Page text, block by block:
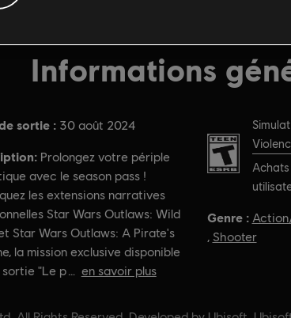
Informations
sortie : 30 août 2024
Prolongez votre périple
avec le season pass !
les extensions narratives
Star Wars Outlaws: Wild
Star Wars Outlaws: A Pirate's
la mission exclusive disponible
sortie "Le p
en savoir plus
Genre :
, Shooter